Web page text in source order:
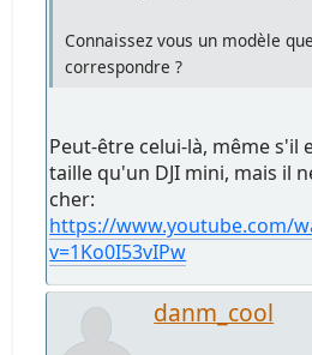
Connaissez vous un modèle
correspondre ?
Peut-être celui-là, même s'il
taille qu'un DJI mini, mais il
cher:
https://www.youtube.com/
v=1Ko0I53vIPw
danm_cool